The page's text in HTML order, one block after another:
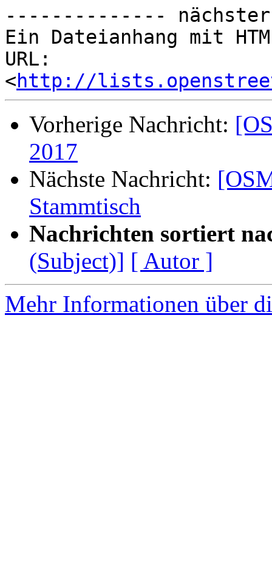
--------------
Ein Dateianhang mit
URL:
<http://
Vorherige Nachricht:
2017
Nächste Nachricht:
Stammtisch
Nachrichten sortiert
(Subject)] [ Autor ]
Mehr Informationen über